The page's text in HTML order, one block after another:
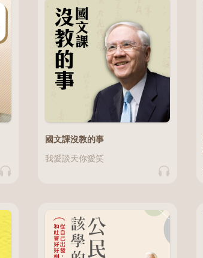
國文課沒教的事
我愛談天你愛笑